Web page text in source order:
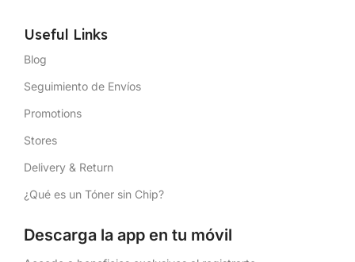
Useful Links
Blog
Seguimiento de Envíos
Promotions
Stores
Delivery & Return
¿Qué es un Tóner sin Chip?
Descarga la app en tu móvil